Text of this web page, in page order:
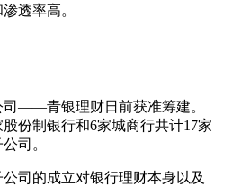
透率高。
司——青银理财日前获准筹建。
份制银行和6家城商行共计17家
司。
司的成立对银行理财本身以及